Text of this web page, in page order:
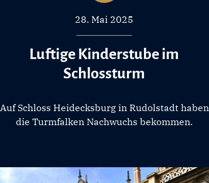
28. Mai 2025
Luftige Kinderstube im
Schlossturm
Auf Schloss Heidecksburg in Rudolstadt haben
die Turmfalken Nachwuchs bekommen.